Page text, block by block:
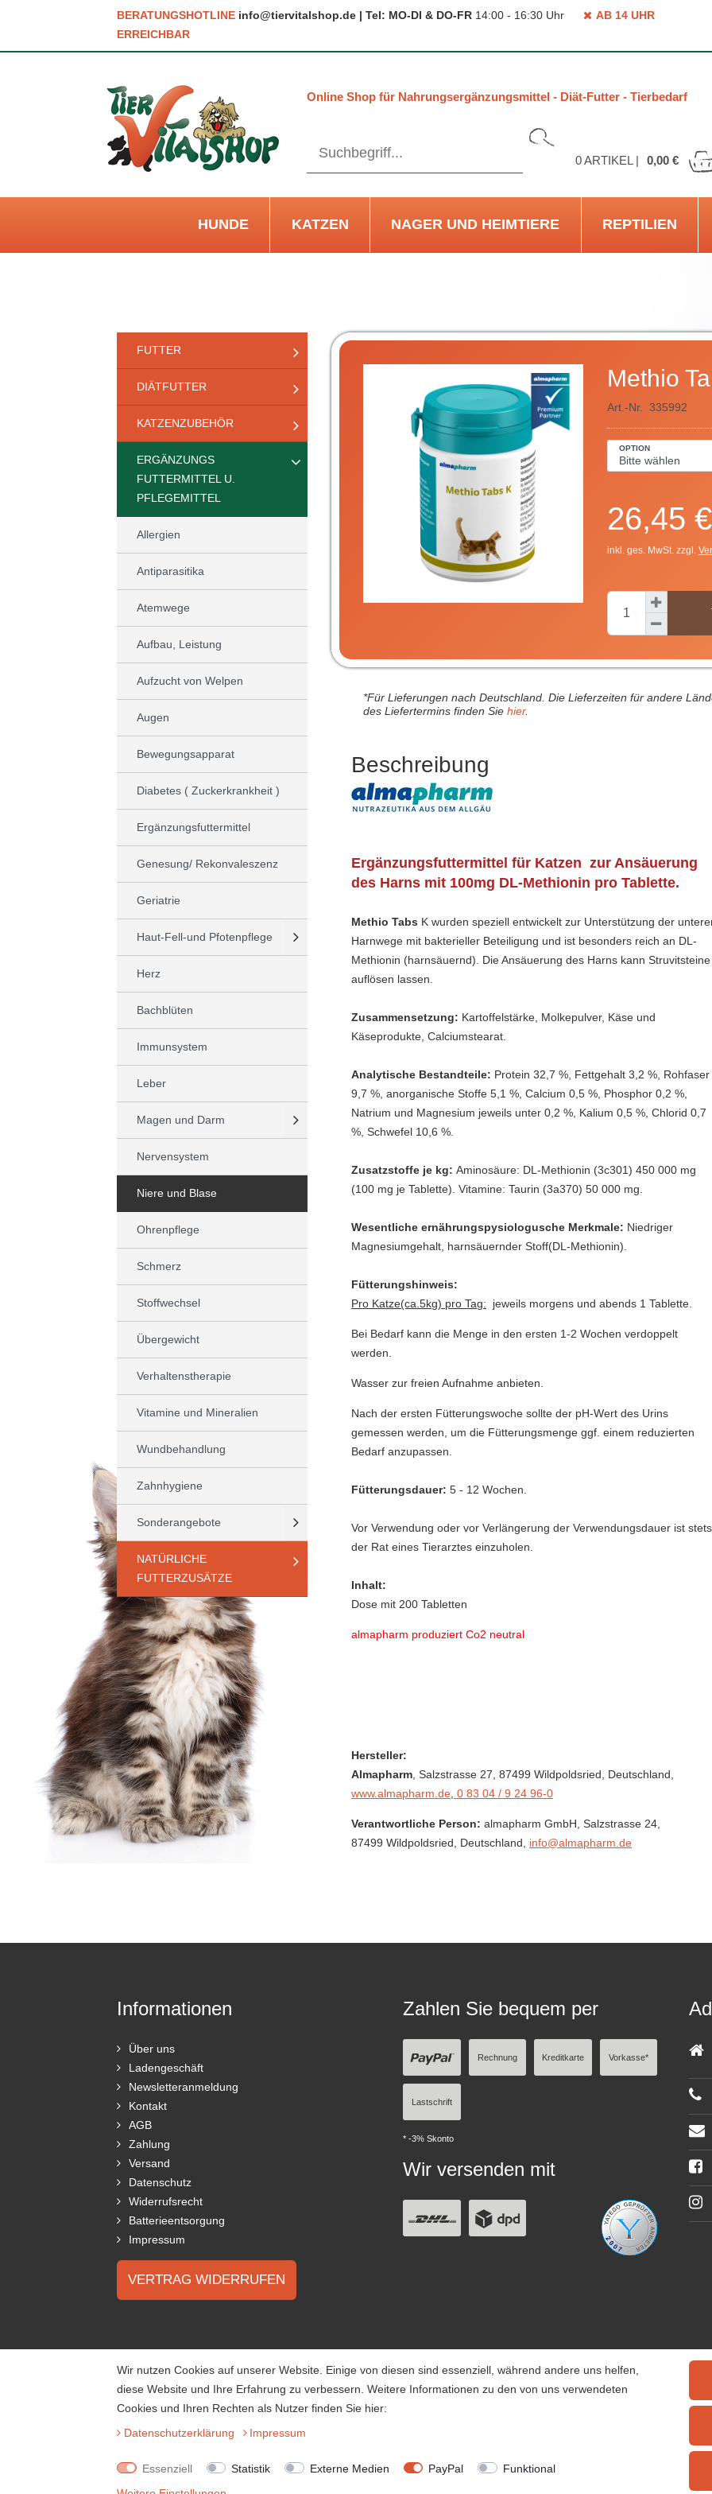
BERATUNGSHOTLINE info@tiervitalshop.de | Tel: MO-DI & DO-FR 14:00 - 16:30 Uhr
AB 14 UHR
ERREICHBAR
Online Shop für Nahrungsergänzungsmittel - Diät-Futter - Tierbedarf
0ARTIKEL | 0,00 €
HUNDE KATZEN NAGER UND HEIMTIERE REPTILIEN
FUTTER
DIÄTFUTTER
KATZENZUBEHÖR
ERGÄNZUNGS
FUTTERMITTEL U.
PFLEGEMITTEL
Allergien
Antiparasitika
Atemwege
Aufbau, Leistung
Aufzucht von Welpen
Augen
Bewegungsapparat
Diabetes ( Zuckerkrankheit )
Ergänzungsfuttermittel
Genesung/ Rekonvaleszenz
Geriatrie
Haut-Fell-und Pfotenpflege
Herz
Bachblüten
Immunsystem
Leber
Magen und Darm
Nervensystem
Niere und Blase
Ohrenpflege
Schmerz
Stoffwechsel
Übergewicht
Verhaltenstherapie
Vitamine und Mineralien
Wundbehandlung
Zahnhygiene
Sonderangebote
NATÜRLICHE
FUTTERZUSÄTZE
Methio
Art.-Nr. 335992
OPTION
26,45 €
inkl. ges. MwSt. zzgl.
*Für Lieferungen nach Deutschland. Die Lieferzeiten für andere
des Liefertermins finden Sie hier.
Beschreibung
Ergänzungsfuttermittel für Katzen zur Ansäuerung
des Harns mit 100mg DL-Methionin pro Tablette.
Methio Tabs K wurden speziell entwickelt zur Unterstützung der
Harnwege mit bakterieller Beteiligung und ist besonders reich an DL-
Methionin (harnsäuernd). Die Ansäuerung des Harns kann Struvitsteine
auflösen lassen.
Zusammensetzung: Kartoffelstärke, Molkepulver, Käse und
Käseprodukte, Calciumstearat.
Analytische Bestandteile: Protein 32,7 %, Fettgehalt 3,2 %, Rohfaser
9,7 %, anorganische Stoffe 5,1 %, Calcium 0,5 %, Phosphor 0,2 %,
Natrium und Magnesium jeweils unter 0,2 %, Kalium 0,5 %, Chlorid 0,7
%, Schwefel 10,6 %.
Zusatzstoffe je kg:Aminosäure: DL-Methionin (3c301) 450 000 mg
(100 mg je Tablette). Vitamine: Taurin (3a370) 50 000 mg.
Wesentliche ernährungspysiologusche Merkmale: Niedriger
Magnesiumgehalt, harnsäuernder Stoff(DL-Methionin).
Fütterungshinweis:
Pro Katze(ca.5kg) pro Tag: jeweils morgens und abends 1 Tablette.
Bei Bedarf kann die Menge in den ersten 1-2 Wochen verdoppelt
werden.
Wasser zur freien Aufnahme anbieten.
Nach der ersten Fütterungswoche sollte der pH-Wert des Urins
gemessen werden, um die Fütterungsmenge ggf. einem reduzierten
Bedarf anzupassen.
Fütterungsdauer: 5 - 12 Wochen.
Vor Verwendung oder vor Verlängerung der Verwendungsdauer ist stets
der Rat eines Tierarztes einzuholen.
Inhalt:
Dose mit 200 Tabletten
almapharm produziert Co2 neutral
Hersteller:
Almapharm , Salzstrasse 27 , 87499 Wildpoldsried, Deutschland
www.almapharm.de 0 83 04 / 9 24 96-0
Verantwortliche Person: almapharm GmbH,Salzstrasse 24,
87499 Wildpoldsried, Deutschland info@almapharm.de
Informationen
Über uns
Ladengeschäft
Newsletteranmeldung
Kontakt
AGB
Zahlung
Versand
Datenschutz
Widerrufsrecht
Batterieentsorgung
Impressum
VERTRAG WIDERRUFEN
Zahlen Sie bequem per
Rechnung Kreditkarte Vorkasse*
Lastschrift
* -3% Skonto
Wir versenden mit
Wir nutzen Cookies auf unserer Website. Einige von diesen sind essenziell, während andere uns helfen,
diese Website und Ihre Erfahrung zu verbessern. Weitere Informationen zu den von uns verwendeten
Cookies und Ihren Rechten als Nutzer finden Sie hier:
Daten­schutz­erklärung
Impressum
Essenziell Statistik Externe Medien PayPal
Funktional